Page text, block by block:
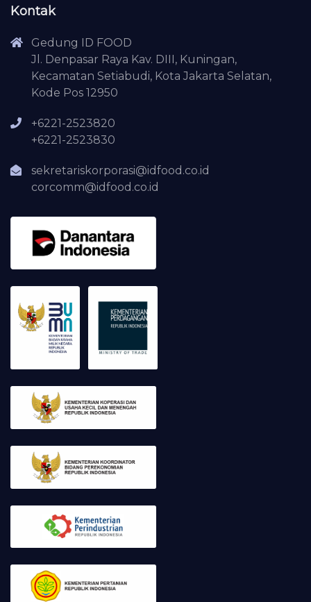
Kontak
Gedung ID FOOD
Jl. Denpasar Raya Kav. DIII, Kuningan,
Kecamatan Setiabudi, Kota Jakarta Selatan,
Kode Pos 12950
+6221-2523820
+6221-2523830
sekretariskorporasi@idfood.co.id
corcomm@idfood.co.id